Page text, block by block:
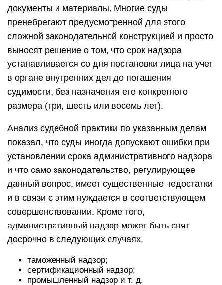
документы и материалы. Многие суды
пренебрегают предусмотренной для этого
сложной законодательной конструкцией и просто
выносят решение о том, что срок надзора
устанавливается со дня постановки лица на учет
в органе внутренних дел до погашения
судимости, без назначения его конкретного
размера (три, шесть или восемь лет).
Анализ судебной практики по указанным делам
показал, что суды иногда допускают ошибки при
установлении срока административного надзора
и что само законодательство, регулирующее
данный вопрос, имеет существенные недостатки
и в связи с этим нуждается в соответствующем
совершенствовании. Кроме того,
административный надзор может быть снят
досрочно в следующих случаях.
таможенный надзор;
сертификационный надзор;
промышленный надзор и т. д.